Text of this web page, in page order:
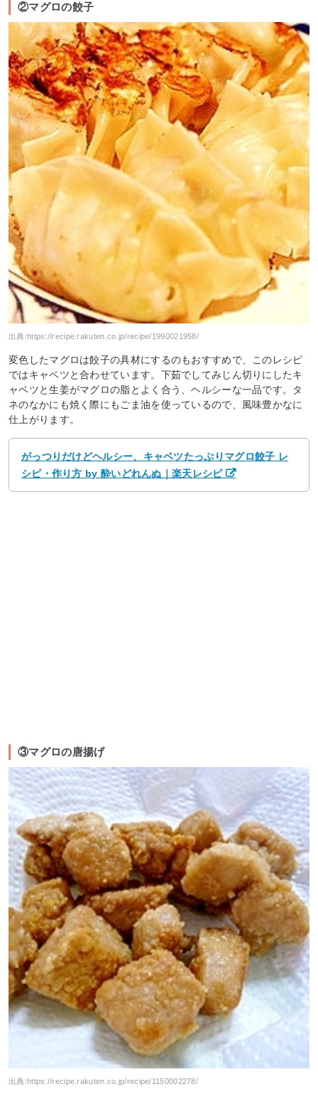
②マグロの餃子
出典:https://recipe.rakuten.co.jp/recipe/1990021958/
変色したマグロは餃子の具材にするのもおすすめで、このレシピ
ではキャベツと合わせています。下茹でしてみじん切りにしたキ
ャベツと生姜がマグロの脂とよく合う、ヘルシーな一品です。タ
ネのなかにも焼く際にもごま油を使っているので、風味豊かなに
仕上がります。
がっつりだけどヘルシー、キャベツたっぷりマグロ餃子 レ
シピ・作り方 by 酔いどれんぬ｜楽天レシピ
③マグロの唐揚げ
出典:https://recipe.rakuten.co.jp/recipe/1150002278/